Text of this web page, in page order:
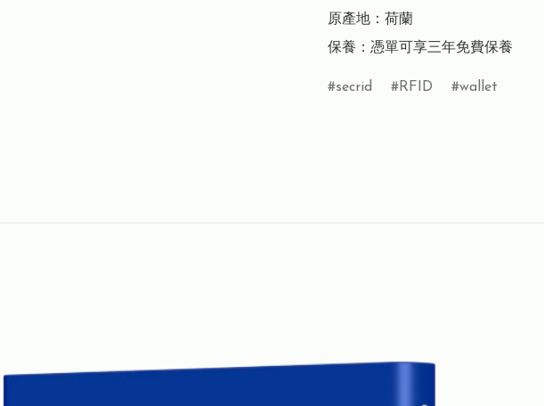
原產地：荷蘭
保養：憑單可享三年免費保養
secrid RFID wallet